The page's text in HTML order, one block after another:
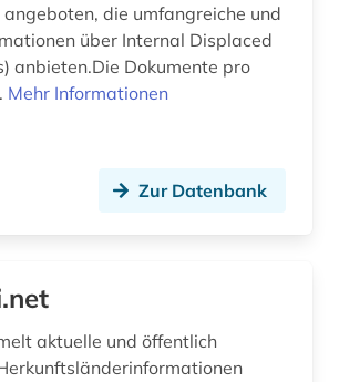
die umfangreiche und
über Internal Displaced
anbieten.Die Dokumente pro
Mehr Informationen
Zur Datenbank
aktuelle und öffentlich